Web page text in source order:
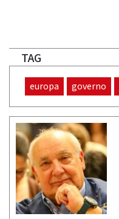
TAG
europa governo